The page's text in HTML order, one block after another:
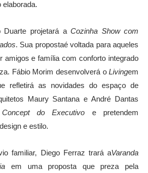
elaborada.
Duarte projetará aCozinha Show com
. Sua propostaévoltada para aqueles
amigos e famí lia com conforto integrado
Fábio Morim desenvolverá oLivingem
refletirá as novidades do espaço de
Maury Santana e André
Dantas
do Executivo e pretendem
e estilo.
familiar, Diego Ferraz trará aVaranda
em uma proposta que preza pela